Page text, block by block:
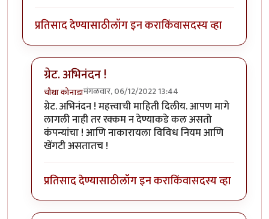
प्रतिसाद देण्यासाठीलॉग इन कराकिंवासदस्य व्हा
ग्रेट. अभिनंदन !
चौथा कोनाडामंगळवार, 06/12/2022 13:44
In reply to२ पैसे माझेहीbyराघव
ग्रेट. अभिनंदन ! महत्त्वाची माहिती दिलीय. आपण मागे
लागली नाही तर रक्कम न देण्याकडे कल असतो
कंपन्यांचा ! आणि नाकारायला विविध नियम आणि
खेंगटी असतातच !
प्रतिसाद देण्यासाठीलॉग इन कराकिंवासदस्य व्हा